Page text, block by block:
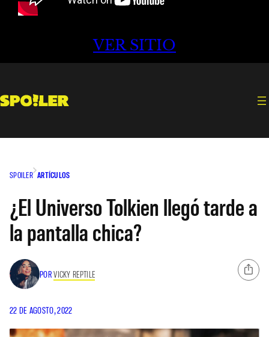
VER SITIO
SPOILER ARTÍCULOS
¿El Universo Tolkien llegó tarde a
la pantalla chica?
PORVICKY REPTILE
22 DE AGOSTO, 2022